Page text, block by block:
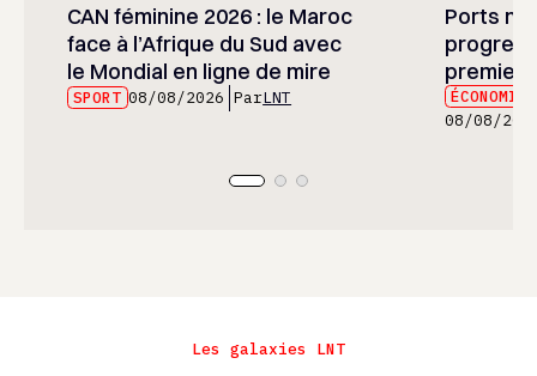
CAN féminine 2026 : le Maroc
face à l’Afrique du Sud avec
le Mondial en ligne de mire
SPORT 08/08/2026 ParLNT
Ports
premier
08/08/
Les galaxies LNT